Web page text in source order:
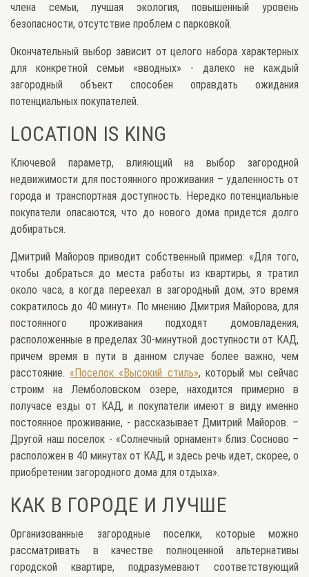
члена семьи, лучшая экология, повышенный уровень
безопасности, отсутствие проблем с парковкой.
Окончательный выбор зависит от целого набора характерных
для конкретной семьи «вводных» - далеко не каждый
загородный объект способен оправдать ожидания
потенциальных покупателей.
LOCATION IS KING
Ключевой параметр, влияющий на выбор загородной
недвижимости для постоянного проживания – удаленность от
города и транспортная доступность. Нередко потенциальные
покупатели опасаются, что до нового дома придется долго
добираться.
Дмитрий Майоров приводит собственный пример: «Для того,
чтобы добраться до места работы из квартиры, я тратил
около часа, а когда переехал в загородный дом, это время
сократилось до 40 минут». По мнению Дмитрия Майорова, для
постоянного проживания подходят домовладения,
расположенные в пределах 30-минутной доступности от КАД,
причем время в пути в данном случае более важно, чем
расстояние. «Поселок «Высокий стиль», который мы сейчас
строим на Лемболовском озере, находится примерно в
получасе езды от КАД, и покупатели имеют в виду именно
постоянное проживание, - рассказывает Дмитрий Майоров. –
Другой наш поселок - «Солнечный орнамент» близ Сосново –
расположен в 40 минутах от КАД, и здесь речь идет, скорее, о
приобретении загородного дома для отдыха».
КАК В ГОРОДЕ И ЛУЧШЕ
Организованные загородные поселки, которые можно
рассматривать в качестве полноценной альтернативы
городской квартире, подразумевают соответствующий